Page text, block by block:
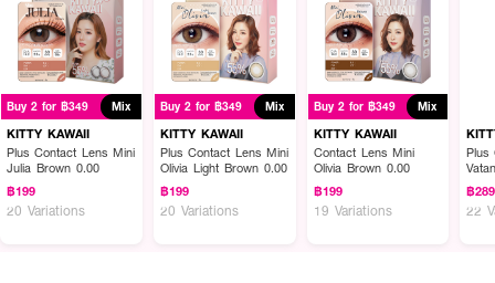
Buy 2 for ฿349 Mix
KITTY KAWAII
Plus Contact Lens Mini
Julia Brown 0.00
฿199
20 Variations
Buy 2 for ฿349 Mix
KITTY KAWAII
Plus Contact Lens Mini
Olivia Light Brown 0.00
฿199
20 Variations
Buy 2 for ฿349 Mix
KITTY KAWAII
Contact Lens Mini
Olivia Brown 0.00
฿199
19 Variations
Plus
฿289
22